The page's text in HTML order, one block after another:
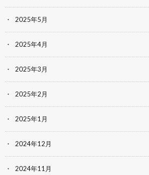
2025年5月
2025年4月
2025年3月
2025年2月
2025年1月
2024年12月
2024年11月